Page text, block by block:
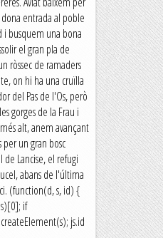
entrada al poble
i busquem una bona
el gran pla de
ròssec de ramaders
on hi ha una cruïlla
del Pas de l'Os, però
gorges de la Frau i
alt, anem avançant
un gran bosc
Lancise, el refugi
abans de l'última
(function(d, s, id) {
if
js.id